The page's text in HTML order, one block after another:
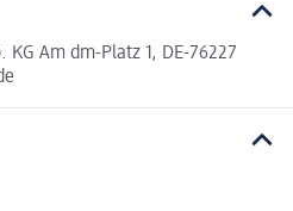
Am dm-Platz 1, DE-76227